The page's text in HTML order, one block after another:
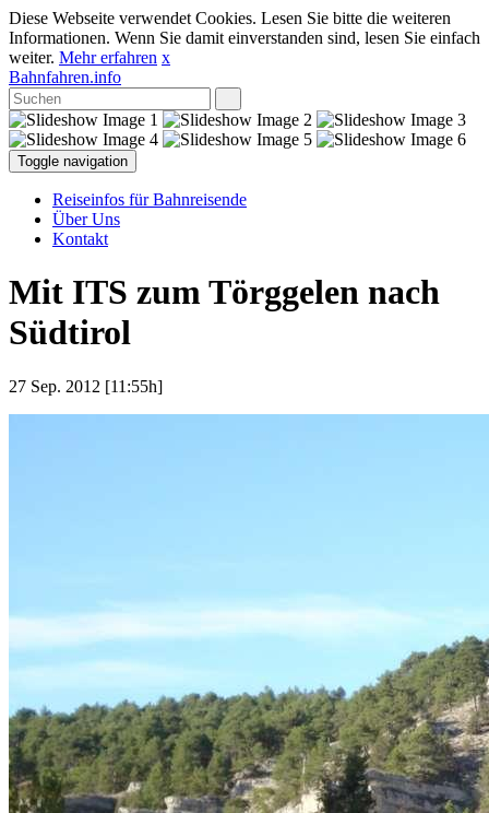
Diese Webseite verwendet Cookies. Lesen Sie bitte die weiteren
Informationen. Wenn Sie damit einverstanden sind, lesen Sie einfach
weiter. Mehr erfahren x
Bahnfahren.info
Toggle navigation
Reiseinfos für Bahnreisende
Über Uns
Kontakt
Mit ITS zum Törggelen nach
Südtirol
27 Sep. 2012 [11:55h]